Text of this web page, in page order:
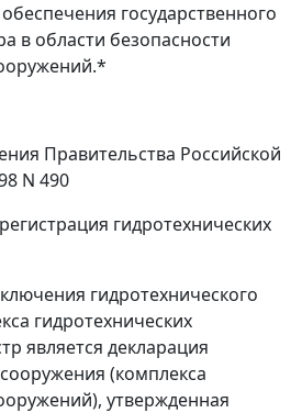
государственного
в области безопасности
Правительства Российской
N 490
гидротехнических
гидротехнического
гидротехнических
является декларация
(комплекса
утвержденная